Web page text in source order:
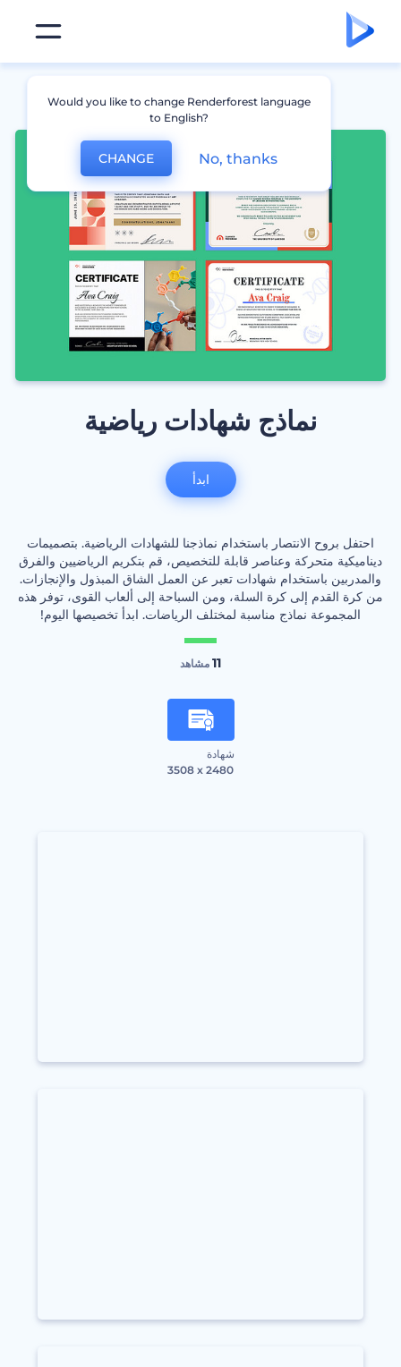
نماذج شهادات رياضية
احتفل بروح الانتصار باستخدام نماذجنا للشهادات الرياضية. بتصميمات
ديناميكية متحركة وعناصر قابلة للتخصيص، قم بتكريم الرياضيين والفرق
والمدربين باستخدام شهادات تعبر عن العمل الشاق المبذول والإنجازات.
من كرة القدم إلى كرة السلة، ومن السباحة إلى ألعاب القوى، توفر هذه
المجموعة نماذج مناسبة لمختلف الرياضات. ابدأ تخصيصها اليوم!
11 مشاهد
شهادة
3508 x 2480
ابدأ
Would you like to change Renderforest language
to English?
CHANGE No, thanks